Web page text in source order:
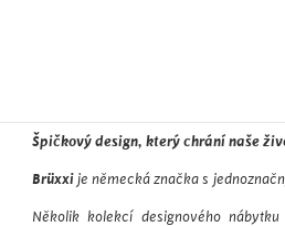
Špičkový design, který chrání naše
Brüxxi je německá značka s
Několik kolekcí designového